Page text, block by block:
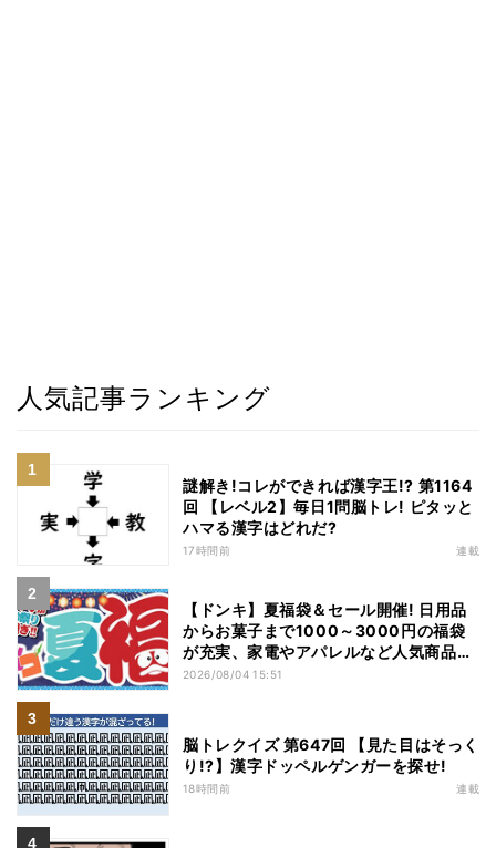
人気記事ランキング
謎解き!コレができれば漢字王!? 第1164
回 【レベル2】毎日1問脳トレ! ピタッと
ハマる漢字はどれだ?
17時間前 連載
【ドンキ】夏福袋＆セール開催! 日用品
からお菓子まで1000～3000円の福袋
が充実、家電やアパレルなど人気商品も
特価
2026/08/04 15:51
脳トレクイズ 第647回 【見た目はそっく
り!?】漢字ドッペルゲンガーを探せ!
18時間前 連載